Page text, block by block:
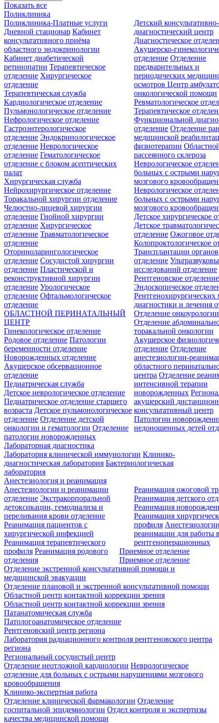
Показать все
Поликлиника
Поликлиника-Платные услуги
Дневной стационар Кабинет
консультативного приёма
областного эндокринологии
Кабинет диабетической
ретинопатии Терапевтическое
отделение Хирургическое
отделение
Детский консультативно-
диагностический центр
Диагностическое
Акушерско-
отделение Отделение
предварительных и
периодических
осмотровЦентр
онкологической помощи
Терапевтическая служба
Кардиологическое отделение
Пульмонологическое отделение
Нефрологическое отделение
Гастроэнтерологическое
отделение Эндокринологическое
отделение Неврологическое
отделение Гематологическое
отделение c блоком асептических
палат
Ревматологическое
Терапевтическое
Функциональной
отделение Отделение
медицинской
физиотерапии
рассеянного склероза
Неврологическое
больных с острыми
мозгового
Неврологическое
больных с острыми
мозгового
Хирургическая служба
Нейрохирургическое отделение
Торакальной хирургии отделение
Челюстно-лицевой хирургии
отделение Гнойной хирургии
отделение Хирургическое
отделение Травматологическое
отделение
Оториноларингологическое
отделение Сосудистой хирургии
отделение Пластической и
реконструктивной хирургии
отделение Урологическое
отделение Офтальмологическое
отделение
Детское хирургическое
Детское
отделение Ожоговое
Колопроктологическое
Трансплантации органов
отделение
исследований отделение
Рентгеновское отделение
Эндоскопическое
Рентгенохирургических
диагностики и лечения
Отделение онкоурологии
Отделение
торакальной онкологии
ОБЛАСТНОЙ ПЕРИНАТАЛЬНЫЙ
ЦЕНТР
Гинекологическое отделение
Родовое отделение Патологии
беременности отделение
Новорожденных отделение
Акушерское обсервационное
отделение
Акушерское
отделение Отделение
анестезиологии-
областного
центра Отделение
интенсивной терапии
новорожденных
акушерский
консультативный центр
Патологии
недоношенных детей
Педиатрическая служба
Детское неврологическое отделение
Педиатрическое отделение старшего
возраста Детское пульмонологическое
отделение Отделение детской
онкологии и гематологии Отделение
патологии новорожденных
Лабораторная диагностика
Лаборатория клинической иммунологии Клинико-
диагностическая лаборатория Бактериологическая
лаборатория
Анестезиология и реанимация
Анестезиологии и реанимации
отделение Экстракорпоральной
детоксикации, гемодиализа и
переливания крови отделение
Реанимация пациентов с
хирургической инфекцией
Реанимация терапевтического
профиля Реанимация родового
отделения
Реанимация ожоговой
Реанимация детского
Реанимация
Реанимация
профиля
реанимации для работы
рентгеноперационных
Приемное отделение
Приемное отделение
Отделение экстренной консультативной помощи и
медицинской эвакуации
Отделение плановой и экстренной консультативной помощи
Областной центр контактной коррекции зрения
Областной центр контактной коррекции зрения
Патанатомическая служба
Патологоанатомическое отделение
Рентгеновский центр региона
Лаборатория радиационного контроля рентгеновского центра
региона
Региональный сосудистый центр
Отделение неотложной кардиологии Неврологическое
отделение для больных с острыми нарушениями мозгового
кровообращения
Клинико-экспертная работа
Отделение клинической фармакологии Отделение
госпитальной эпидемиологии Отдел контроля и экспертизы
качества медицинской помощи